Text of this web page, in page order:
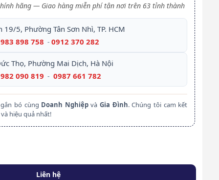
hãng — Giao hàng miễn phí tận nơi trên 63 tỉnh thành
19/5, Phường Tân Sơn Nhì, TP. HCM
898 758 - 0912 370 282
Thọ, Phường Mai Dịch, Hà Nội
090 819 - 0987 661 782
bó cùng Doanh NghiệpvàGia Đình. Chúng tôi cam kết
hiệu quả nhất!
Liên hệ